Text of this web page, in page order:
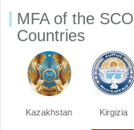
MFA of the SCO
Countries
Kazakhstan Kirgizia